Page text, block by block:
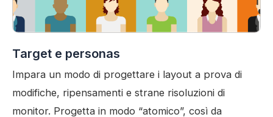
Target e personas
Impara un modo di progettare i layout a prova di
modifiche, ripensamenti e strane risoluzioni di
monitor. Progetta in modo “atomico”, così da